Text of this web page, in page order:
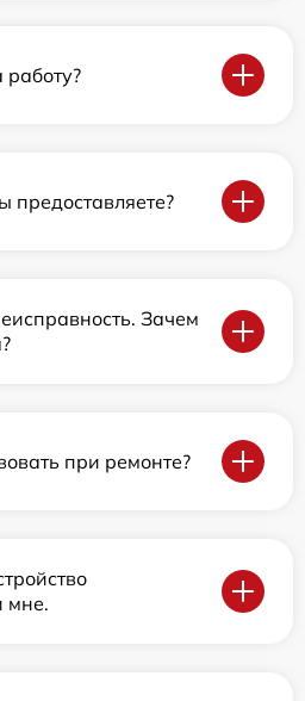
работу?
предоставляете?
Зачем
при ремонте?
мне.